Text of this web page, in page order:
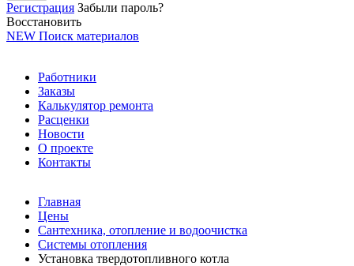
Регистрация Забыли пароль?
Восстановить
NEW Поиск материалов
Работники
Заказы
Калькулятор ремонта
Расценки
Новости
О проекте
Контакты
Главная
Цены
Сантехника, отопление и водоочистка
Системы отопления
Установка твердотопливного котла